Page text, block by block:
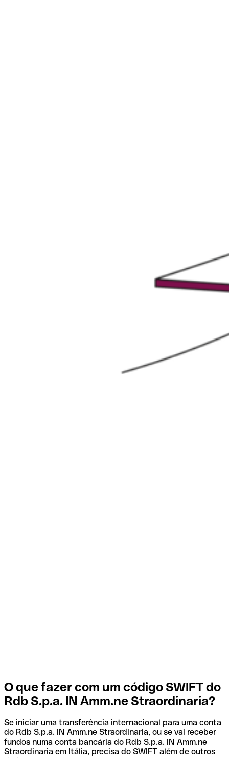
O que fazer com um código SWIFT do
Rdb S.p.a. IN Amm.ne Straordinaria?
Se iniciar uma transferência internacional para uma conta
do Rdb S.p.a. IN Amm.ne Straordinaria, ou se vai receber
fundos numa conta bancária do Rdb S.p.a. IN Amm.ne
Straordinaria em Itália, precisa do SWIFT além de outros